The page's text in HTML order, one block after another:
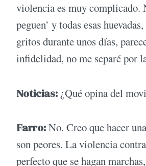
violencia es muy complicado.
peguen’ y todas esas
gritos durante unos días,
infidelidad, no me separé por
Noticias: ¿Qué opina del
Farro:No. Creo que hacer
son peores. La violencia
perfecto que se hagan